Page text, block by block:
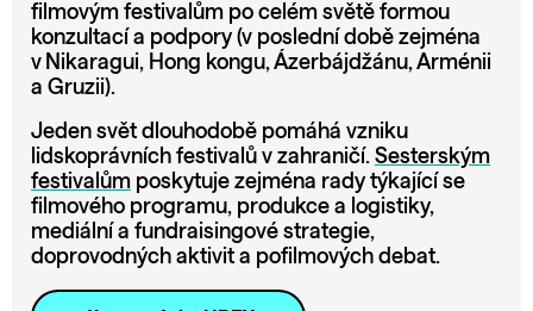
filmovým festivalům po celém světě formou
konzultací a podpory (v poslední době zejména
v Nikaragui, Hong kongu, Ázerbájdžánu, Arménii
a Gruzii).
Jeden svět dlouhodobě pomáhá vzniku
lidskoprávních festivalů v zahraničí. Sesterským
festivalům poskytuje zejména rady týkající se
filmového programu, produkce a logistiky,
mediální a fundraisingové strategie,
doprovodných aktivit a pofilmových debat.